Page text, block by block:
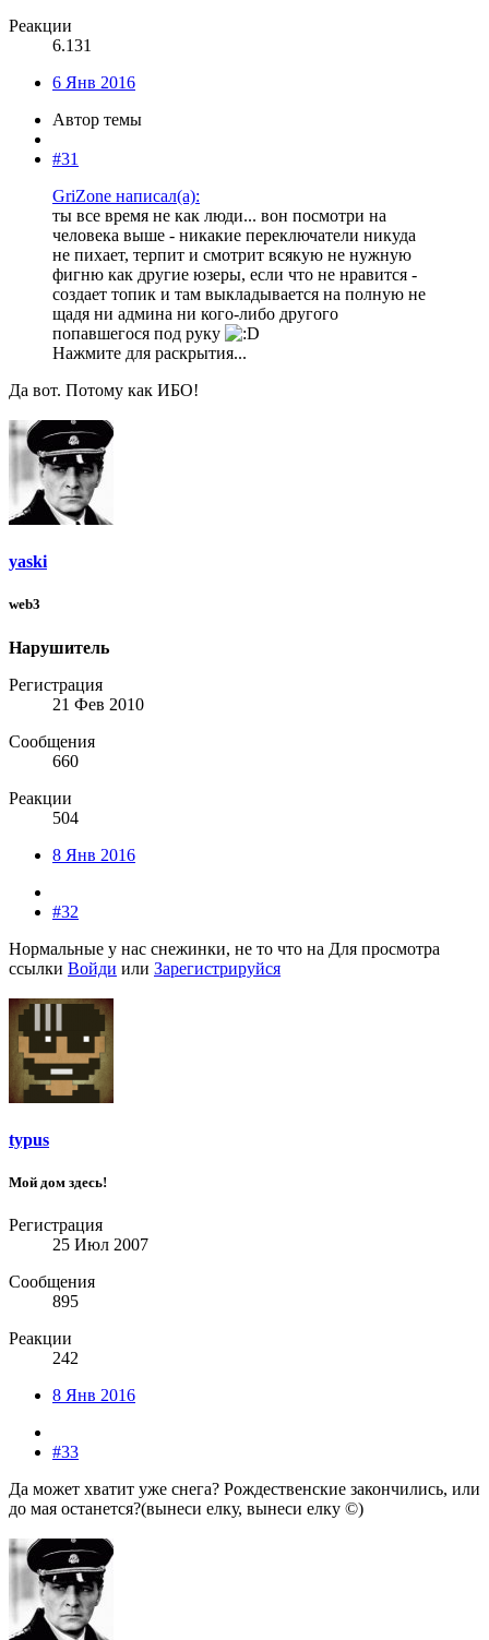
Реакции
6.131
6 Янв 2016
Автор темы
#31
GriZone написал(а):
ты все время не как люди... вон посмотри на
человека выше - никакие переключатели никуда
не пихает, терпит и смотрит всякую не нужную
фигню как другие юзеры, если что не нравится -
создает топик и там выкладывается на полную не
щадя ни админа ни кого-либо другого
попавшегося под руку
Нажмите для раскрытия...
Да вот. Потому как ИБО!
yaski
web3
Нарушитель
Регистрация
21 Фев 2010
Сообщения
660
Реакции
504
8 Янв 2016
#32
Нормальные у нас снежинки, не то что на Для просмотра
ссылки Войди или Зарегистрируйся
typus
Мой дом здесь!
Регистрация
25 Июл 2007
Сообщения
895
Реакции
242
8 Янв 2016
#33
Да может хватит уже снега? Рождественские закончились, или
до мая останется?(вынеси елку, вынеси елку ©)